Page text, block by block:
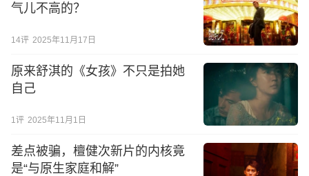
气儿不高的？
14评 2025年11月17日
原来舒淇的《女孩》不只是拍她
自己
1 评 2025年11月1日
差点被骗，檀健次新片的内核竟
是“与原生家庭和解”